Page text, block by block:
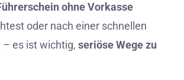
ohne Vorkasse
oder nach einer schnellen
es ist wichtig, seriöse Wege zu